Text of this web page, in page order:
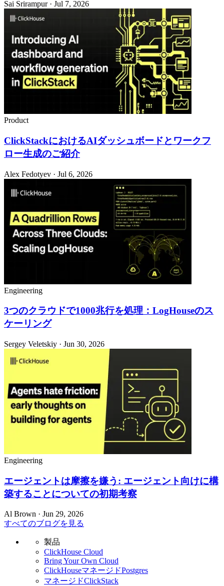
Sai Srirampur · Jul 7, 2026
Product
ClickStackにおけるAIダッシュボードとワークフ
ロー生成のご紹介
Alex Fedotyev · Jul 6, 2026
Engineering
3つのクラウドで1000兆行を処理：LogHouseのス
ケーリング
Sergey Veletskiy · Jun 30, 2026
Engineering
エージェントは摩擦を嫌う: エージェント向けに構
築することについての初期考察
Al Brown · Jun 29, 2026
すべてのブログを見る
製品
ClickHouse Cloud
Bring Your Own Cloud
ClickHouseマネージドPostgres
マネージドClickStack